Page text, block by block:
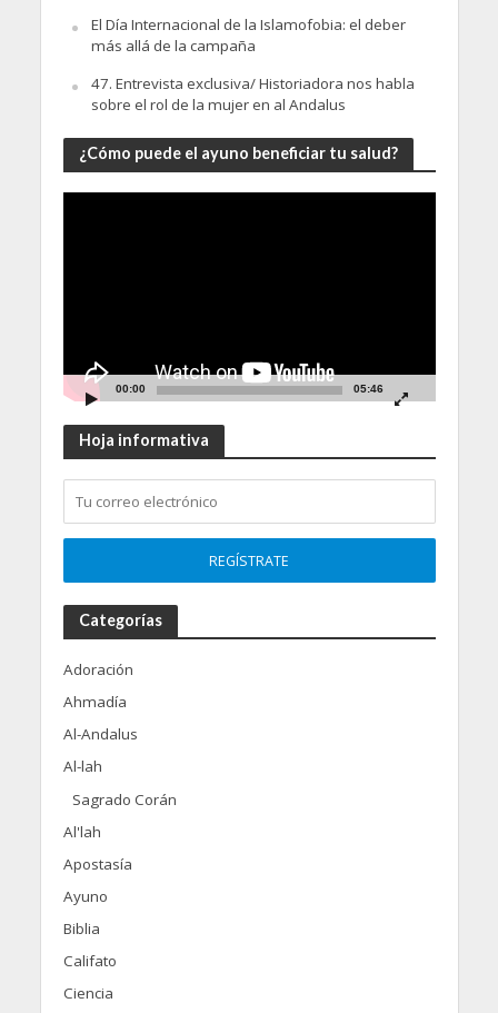
El Día Internacional de la Islamofobia: el deber
más allá de la campaña
47. Entrevista exclusiva/ Historiadora nos habla
sobre el rol de la mujer en al Andalus
¿Cómo puede el ayuno beneficiar tu salud?
00:00 05:46
Hoja informativa
Categorías
Adoración
Ahmadía
Al-Andalus
Al-lah
Sagrado Corán
Al'lah
Apostasía
Ayuno
Biblia
Califato
Ciencia